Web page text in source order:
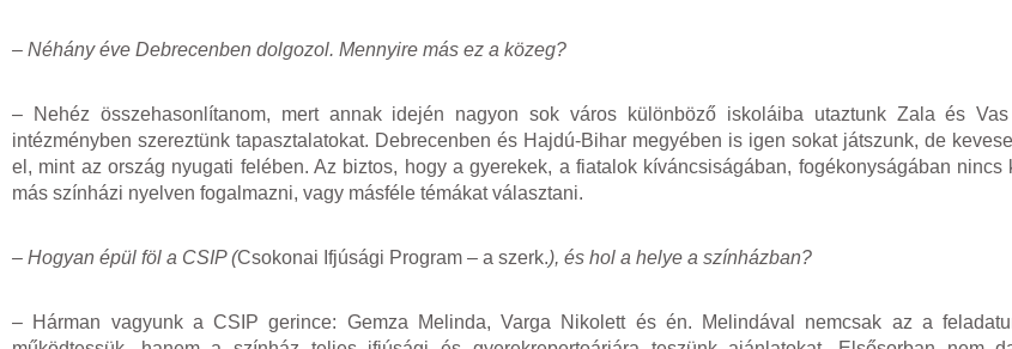
– Néhány éve Debrecenben dolgozol. Mennyire más ez a közeg?
– Nehéz összehasonlítanom, mert annak idején nagyon sok város különböző iskoláiba utaztunk Zala és
intézményben szereztünk tapasztalatokat. Debrecenben és Hajdú-Bihar megyében is igen sokat játszunk, de
el, mint az ország nyugati felében. Az biztos, hogy a gyerekek, a fiatalok kíváncsiságában, fogékonyságában nincs
más színházi nyelven fogalmazni, vagy másféle témákat választani.
– Hogyan épül föl a CSIP (Csokonai Ifjúsági Program – a szerk.), és hol a helye a színházban?
– Hárman vagyunk a CSIP gerince: Gemza Melinda, Varga Nikolett és én. Melindával nemcsak az a